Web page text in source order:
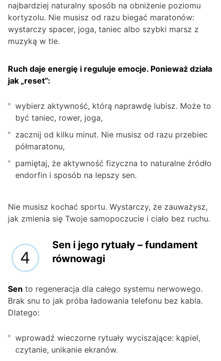
najbardziej naturalny sposób na obniżenie poziomu
kortyzolu. Nie musisz od razu biegać maratonów:
wystarczy spacer, joga, taniec albo szybki marsz z
muzyką w tle.
Ruch daje energię i reguluje emocje. Ponieważ działa
jak „reset”:
wybierz aktywność, którą naprawdę lubisz. Może to
być taniec, rower, joga,
zacznij od kilku minut. Nie musisz od razu przebiec
półmaratonu,
pamiętaj, że aktywność fizyczna to naturalne źródło
endorfin i sposób na lepszy sen.
Nie musisz kochać sportu. Wystarczy, że zauważysz,
jak zmienia się Twoje samopoczucie i ciało bez ruchu.
Sen i jego rytuały – fundament
równowagi
Sen to regeneracja dla całego systemu nerwowego.
Brak snu to jak próba ładowania telefonu bez kabla.
Dlatego:
wprowadź wieczorne rytuały wyciszające: kąpiel,
czytanie, unikanie ekranów.